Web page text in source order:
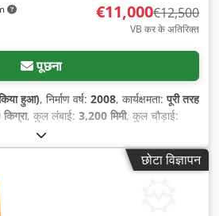
€11,000€12,500
VB कर के अतिरिक्त
पूछना
हुआ), निर्माण वर्ष: 2008, कार्यक्षमता:पूरी तरह
, कुल लंबाई: 3,200 मिमी, कुल चौड़ाई:
, आंतरिक चौड़ाई:
छोटा विज्ञापन